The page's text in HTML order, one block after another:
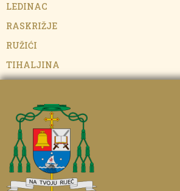
LEDINAC
RASKRIŽJE
RUŽIĆI
TIHALJINA